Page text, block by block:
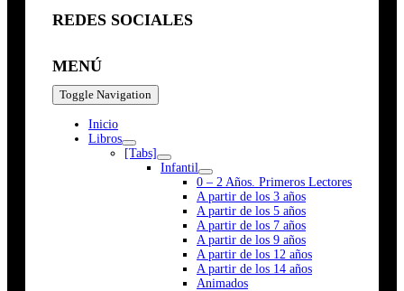
REDES SOCIALES
MENÚ
Toggle Navigation
Inicio
Libros
[Tabs]
Infantil
0 – 2 Años. Primeros Lectores
A partir de los 3 años
A partir de los 5 años
A partir de los 7 años
A partir de los 9 años
A partir de los 12 años
A partir de los 14 años
Animados